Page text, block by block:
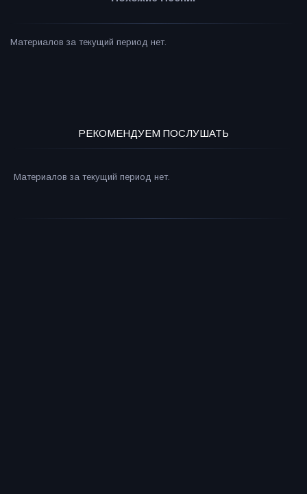
Материалов за текущий период нет.
РЕКОМЕНДУЕМ ПОСЛУШАТЬ
Материалов за текущий период нет.